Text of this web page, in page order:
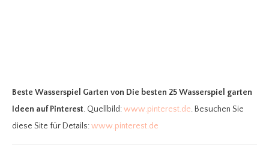
Beste Wasserspiel Garten von Die besten 25 Wasserspiel garten
Ideen auf Pinterest. Quellbild:www.pinterest.de. Besuchen Sie
diese Site für Details:www.pinterest.de